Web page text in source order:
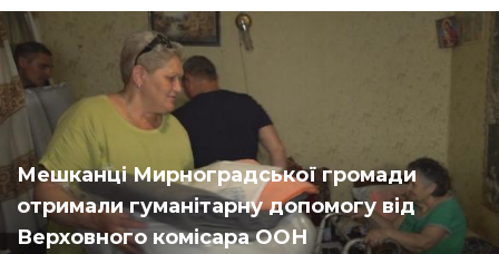
Мешканці Мирноградської громади
отримали гуманітарну допомогу від
Верховного комісара ООН